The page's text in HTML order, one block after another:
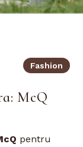
Fashion
McQ
pentru